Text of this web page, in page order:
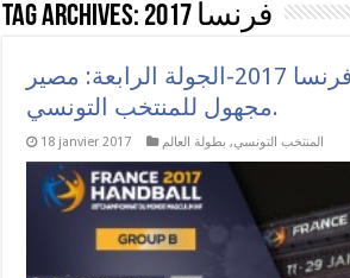
Tag Archives: فرنسا 2017
مونديال فرنسا 2017-الجولة الرابعة: مصير
مجهول للمنتخب التونسي.
18 janvier 2017 المنتخب التونسي, بطولة العالم